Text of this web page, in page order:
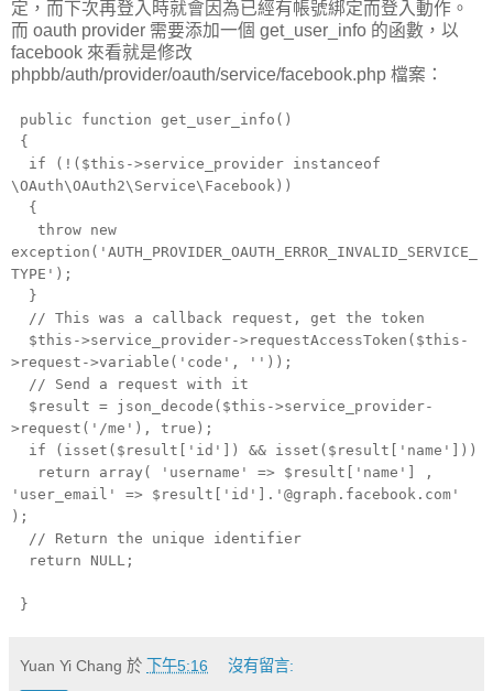
定，而下次再登入時就會因為已經有帳號綁定而登入動作。
而 oauth provider 需要添加一個 get_user_info 的函數，以
facebook 來看就是修改
phpbb/auth/provider/oauth/service/facebook.php 檔案：
public function get_user_info()
{
if (!($this->service_provider instanceof
\OAuth\OAuth2\Service\Facebook))
{
throw new
exception('AUTH_PROVIDER_OAUTH_ERROR_INVALID_SERVICE_
TYPE');
}
// This was a callback request, get the token
$this->service_provider->requestAccessToken($this-
>request->variable('code', ''));
// Send a request with it
$result = json_decode($this->service_provider-
>request('/me'), true);
if (isset($result['id']) && isset($result['name']))
return array( 'username' => $result['name'] ,
'user_email' => $result['id'].'@graph.facebook.com'
);
// Return the unique identifier
return NULL;
}
Yuan Yi Chang 於 下午5:16 沒有留言: